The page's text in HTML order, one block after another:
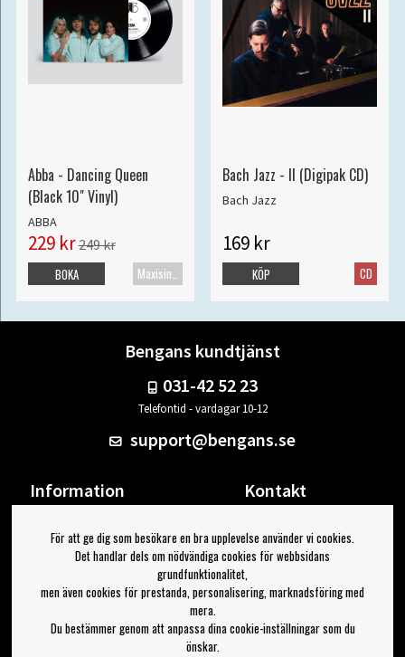
Abba - Dancing Queen
(Black 10" Vinyl)
ABBA
229 kr249 kr
Maxisingel
BOKA
Bach Jazz - II (Digipak CD)
Bach Jazz
169 kr
CD
KÖP
Bengans kundtjänst
031-42 52 23
Telefontid - vardagar 10-12
support@bengans.se
Information
Om Bengans
FAQ / Köp- & Leveransvillkor
Kontakt
Din sida
Logga ut
Jag vill ha tips från Bengans
För att ge dig som besökare en bra upplevelse använder vi cookies.
Det handlar dels om nödvändiga cookies för webbsidans
grundfunktionalitet,
men även cookies för prestanda, personalisering, marknadsföring med
mera.
Du bestämmer genom att anpassa dina cookie-inställningar som du
önskar.